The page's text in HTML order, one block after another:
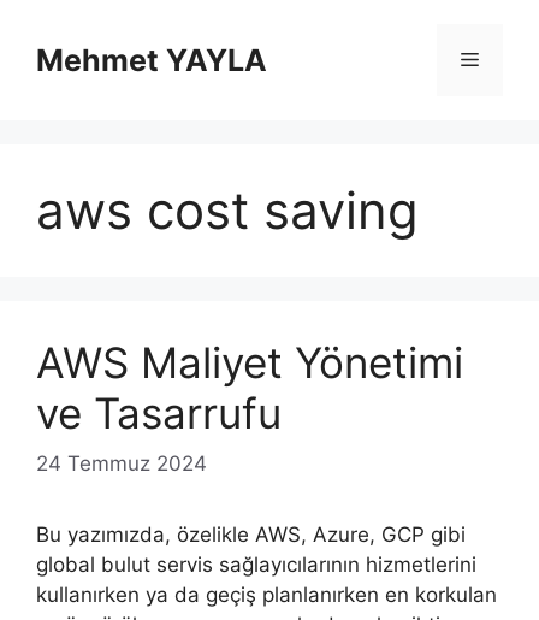
Mehmet YAYLA Menü
aws cost saving
AWS Maliyet Yönetimi
ve Tasarrufu
24 Temmuz 2024
Bu yazımızda, özelikle AWS, Azure, GCP gibi
global bulut servis sağlayıcılarının hizmetlerini
kullanırken ya da geçiş planlanırken en korkulan